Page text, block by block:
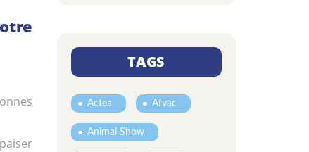
TAGS
Actea Afvac
Animal Show